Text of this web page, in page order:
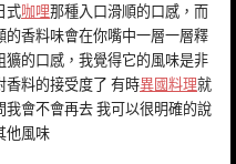
式咖哩那種入口滑順的口感，而
的香料味會在你嘴中一層一層釋
的口感，我覺得它的風味是非
香料的接受度了 有時異國料理就
會不會再去 我可以很明確的說
他風味